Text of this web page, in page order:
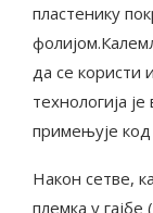
пластенику
да се користи
технологија
примењује код
Након сетве,
племка у